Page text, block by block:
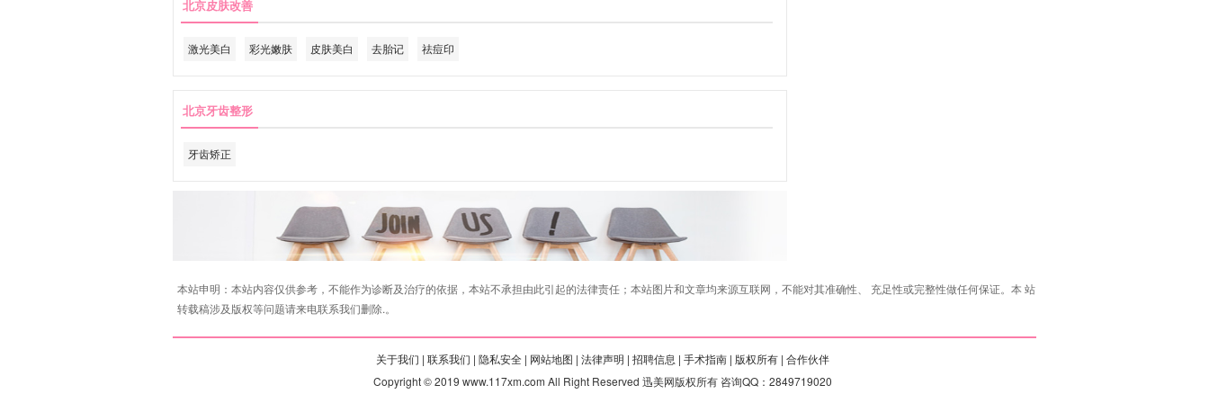
北京皮肤改善
激光美白 彩光嫩肤 皮肤美白 去胎记 祛痘印
北京牙齿整形
牙齿矫正
本站申明：本站内容仅供参考，不能作为诊断及治疗的依据，本站不承担由此引起的法律责任；本站图片和文章均来源互联网，不能对其准确性、 充足性或完整性做任何保证。本 站
转载稿涉及版权等问题请来电联系我们删除.。
关于我们 | 联系我们 | 隐私安全 | 网站地图 | 法律声明 | 招聘信息 | 手术指南 | 版权所有 | 合作伙伴
Copyright © 2019 www.117xm.com All Right Reserved 迅美网版权所有 咨询QQ：2849719020